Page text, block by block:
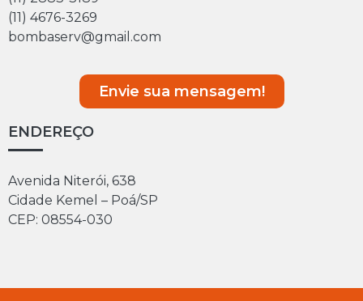
(11) 4676-3269
bombaserv@gmail.com
Envie sua mensagem!
ENDEREÇO
Avenida Niterói, 638
Cidade Kemel – Poá/SP
CEP: 08554-030